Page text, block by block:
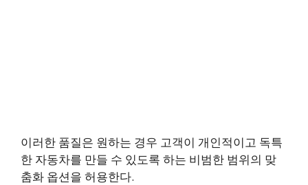
이러한 품질은 원하는 경우 고객이 개인적이고 독특
한 자동차를 만들 수 있도록 하는 비범한 범위의 맞
춤화 옵션을 허용한다.